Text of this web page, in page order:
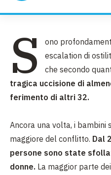
S
ono
escalation di
che secondo
tragica uccisione di
ferimento di altri 32.
Ancora una volta, i
maggiore del conflitto. Dal
persone sono state
donne. La maggior parte